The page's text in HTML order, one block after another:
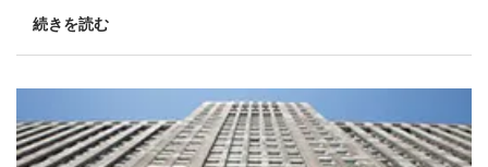
続きを読む